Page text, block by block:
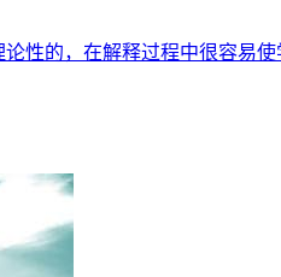
性的，在解释过程中很容易